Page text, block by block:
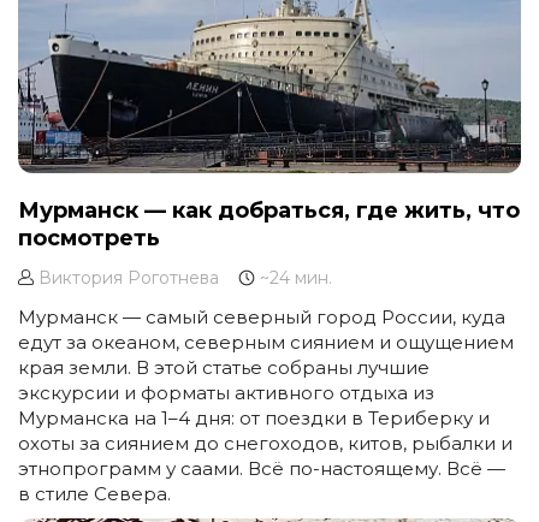
Мурманск — как добраться, где жить, что
посмотреть
Виктория Роготнева ~24 мин.
Мурманск — самый северный город России, куда
едут за океаном, северным сиянием и ощущением
края земли. В этой статье собраны лучшие
экскурсии и форматы активного отдыха из
Мурманска на 1–4 дня: от поездки в Териберку и
охоты за сиянием до снегоходов, китов, рыбалки и
этнопрограмм у саами. Всё по-настоящему. Всё —
в стиле Севера.